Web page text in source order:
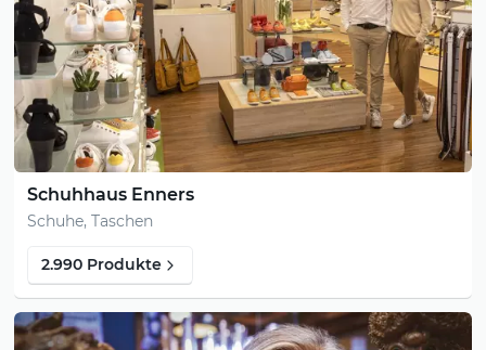
Schuhhaus Enners
Schuhe, Taschen
2.990 Produkte